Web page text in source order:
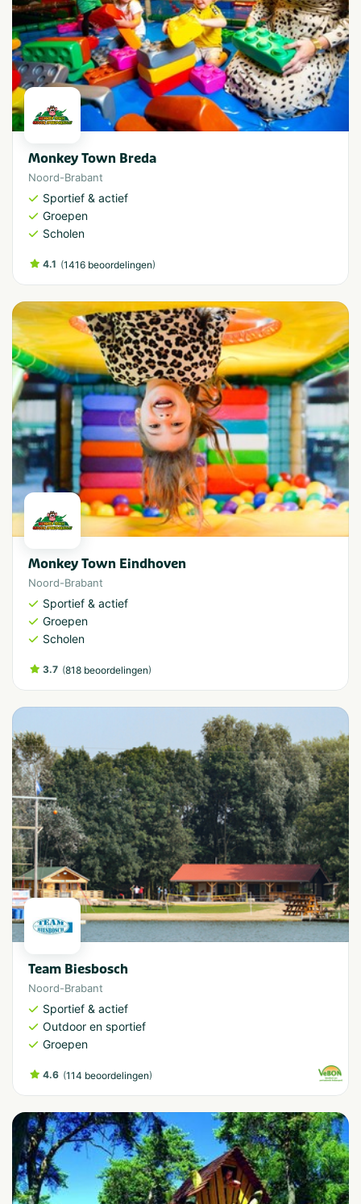
Monkey Town Breda
Noord-Brabant
Sportief & actief
Groepen
Scholen
4.1 (1416 beoordelingen)
Monkey Town Eindhoven
Noord-Brabant
Sportief & actief
Groepen
Scholen
3.7 (818 beoordelingen)
Team Biesbosch
Noord-Brabant
Sportief & actief
Outdoor en sportief
Groepen
4.6 (114 beoordelingen)